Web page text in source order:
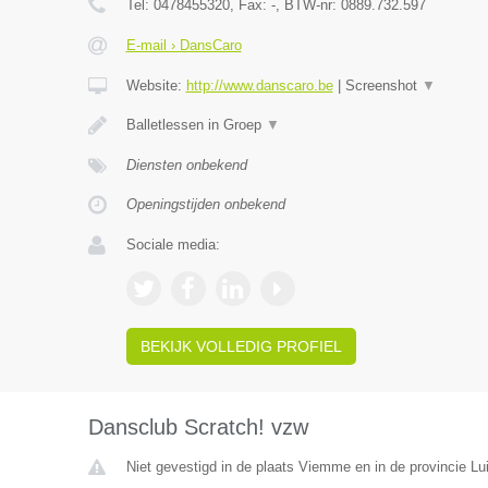
Tel: 0478455320, Fax: -, BTW-nr: 0889.732.597
E-mail › DansCaro
Website: http://www.danscaro.be| Screenshot ▼
Balletlessen in Groep ▼
Diensten onbekend
Openingstijden onbekend
Sociale media:
BEKIJK VOLLEDIG PROFIEL
Dansclub Scratch! vzw
Niet gevestigd in de plaats Viemme en in de provincie